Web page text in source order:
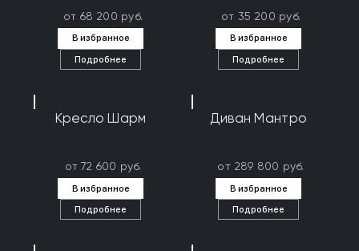
от 68 200 руб.
В избранное
Подробнее
от 35 200 руб.
В избранное
Подробнее
Кресло Шарм
от 72 600 руб.
В избранное
Подробнее
Диван Мантро
от 289 800 руб.
В избранное
Подробнее